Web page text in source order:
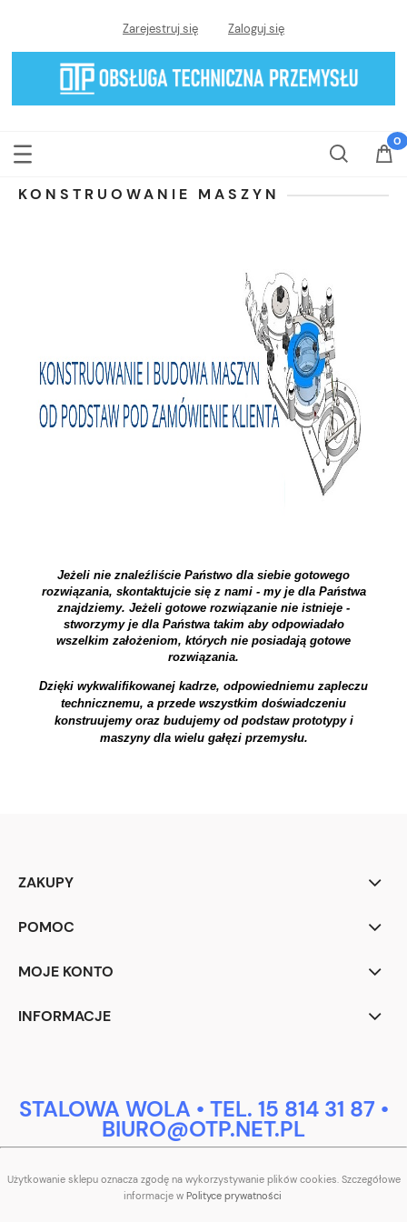
Zarejestruj się Zaloguj się
KONSTRUOWANIE MASZYN
Jeżeli nie znaleźliście Państwo dla siebie gotowego
rozwiązania, skontaktujcie się z nami- my je dla Państwa
znajdziemy. Jeżeli gotowe rozwiązanie nie istnieje -
stworzymy je dla Państwa takim aby odpowiadało
wszelkim założeniom, których nie posiadają gotowe
rozwiązania.
Dzięki wykwalifikowanej kadrze, odpowiedniemu zapleczu
technicznemu, a przede wszystkim doświadczeniu
konstruujemy oraz budujemy od podstaw prototypy i
maszyny dla wielu gałęzi przemysłu.
ZAKUPY
POMOC
MOJE KONTO
INFORMACJE
STALOWA WOLA • TEL. 15 814 31 87 •
BIURO@OTP.NET.PL
Użytkowanie sklepu oznacza zgodę na wykorzystywanie plików cookies. Szczegółowe
informacje w Polityce prywatności